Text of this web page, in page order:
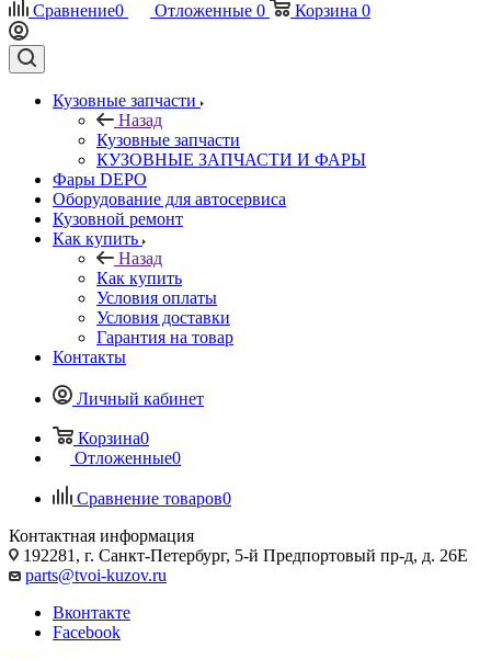
Сравнение0 Отложенные 0 Корзина 0
Кузовные запчасти
Назад
Кузовные запчасти
КУЗОВНЫЕ ЗАПЧАСТИ И ФАРЫ
Фары DEPO
Оборудование для автосервиса
Кузовной ремонт
Как купить
Назад
Как купить
Условия оплаты
Условия доставки
Гарантия на товар
Контакты
Личный кабинет
Корзина0
Отложенные0
Сравнение товаров0
Контактная информация
192281, г. Санкт-Петербург, 5-й Предпортовый пр-д, д. 26Е
parts@tvoi-kuzov.ru
Вконтакте
Facebook